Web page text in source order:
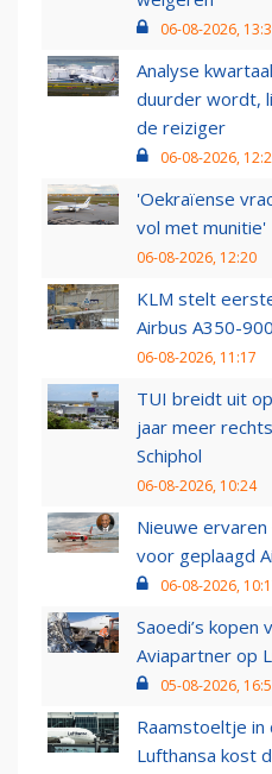
06-08-2026,
Analyse
duurder wordt,
de reiziger
06-08-2026,
'Oekraïense
vol met munitie'
06-08-2026, 12:20
KLM stelt
Airbus A350-
06-08-2026, 11:17
TUI breidt uit
jaar meer
Schiphol
06-08-2026, 10:24
Nieuwe
voor geplaagd
06-08-2026,
Saoedi’s kopen
Aviapartner op
05-08-2026,
Raamstoeltje in
Lufthansa kost